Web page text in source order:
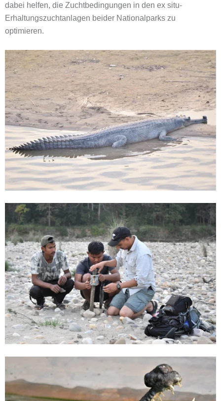
dabei helfen, die Zuchtbedingungen in den ex situ-
Erhaltungszuchtanlagen beider Nationalparks zu
optimieren.